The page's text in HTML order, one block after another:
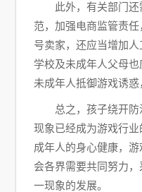
此外，有关部门
范，加强电商监管责
号卖家，还应当增加人
学校及未成年人父母
未成年人抵御游戏诱惑
总之，孩子绕开
现象已经成为游戏行
成年人的身心健康，
会各界需要共同努力
一现象的发展。